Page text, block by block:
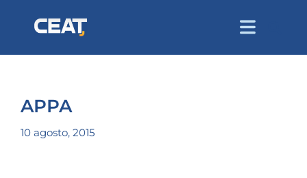
APPA
10 agosto, 2015